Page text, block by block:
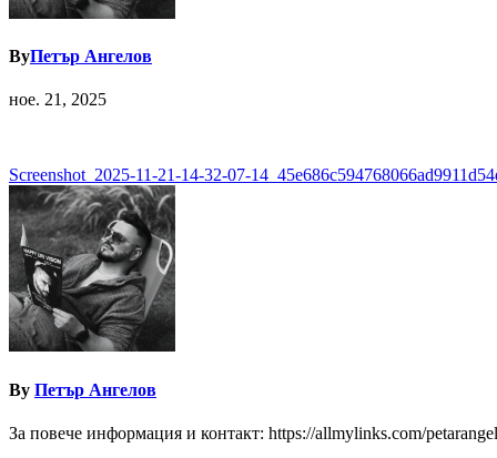
ByПетър Ангелов
ное. 21, 2025
Навигация
Screenshot_2025-11-21-14-32-07-
By Петър Ангелов
За повече информация и контакт: https://allmylinks.com/